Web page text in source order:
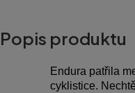
Popis produktu
Endura patřila
cyklistice.